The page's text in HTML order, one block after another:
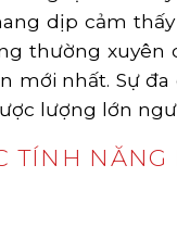
dịp cảm
thường
nhất. Sự
lượng lớn
TÍNH NĂNG